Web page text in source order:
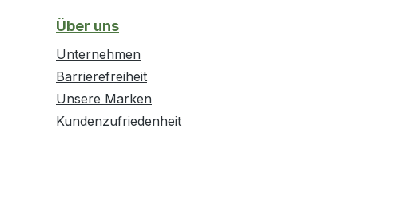
Über uns
Unternehmen
Barrierefreiheit
Unsere Marken
Kundenzufriedenheit